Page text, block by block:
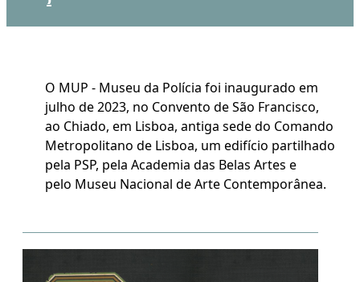
O MUP - Museu da Polícia foi inaugurado em
julho de 2023, no Convento de São Francisco,
ao Chiado, em Lisboa, antiga sede do Comando
Metropolitano de Lisboa, um edifício partilhado
pela PSP, pela Academia das Belas Artes e
pelo Museu Nacional de Arte Contemporânea.